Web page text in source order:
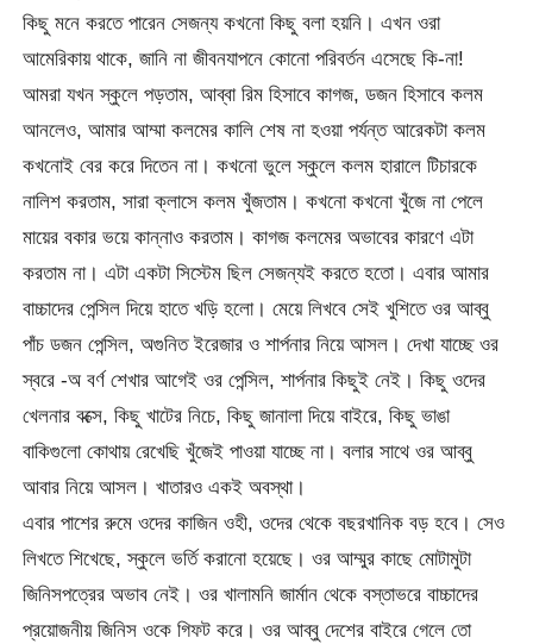
কিছু মনে করতে পারেন সেজন্য কখনো কিছু বলা হয়নি। এখন ওরা
আমেরিকায় থাকে, জানি না জীবনযাপনে কোনো পরিবর্তন এসেছে কি-না!
আমরা যখন স্কুলে পড়তাম, আব্বা রিম হিসাবে কাগজ, ডজন হিসাবে কলম
আনলেও, আমার আম্মা কলমের কালি শেষ না হওয়া পর্যন্ত আরেকটা কলম
কখনোই বের করে দিতেন না। কখনো ভুলে স্কুলে কলম হারালে টিচারকে
নালিশ করতাম, সারা ক্লাসে কলম খুঁজতাম। কখনো কখনো খুঁজে না পেলে
মায়ের বকার ভয়ে কান্নাও করতাম। কাগজ কলমের অভাবের কারণে এটা
করতাম না। এটা একটা সিস্টেম ছিল সেজন্যই করতে হতো। এবার আমার
বাচ্চাদের পেন্সিল দিয়ে হাতে খড়ি হলো। মেয়ে লিখবে সেই খুশিতে ওর আব্বু
পাঁচ ডজন পেন্সিল, অগুনিত ইরেজার ও শার্পনার নিয়ে আসল। দেখা যাচ্ছে ওর
স্বরে -অ বর্ণ শেখার আগেই ওর পেন্সিল, শার্পনার কিছুই নেই। কিছু ওদের
খেলনার বক্সে, কিছু খাটের নিচে, কিছু জানালা দিয়ে বাইরে, কিছু ভাঙা
বাকিগুলো কোথায় রেখেছি খুঁজেই পাওয়া যাচ্ছে না। বলার সাথে ওর আব্বু
আবার নিয়ে আসল। খাতারও একই অবস্থা।
এবার পাশের রুমে ওদের কাজিন ওহী, ওদের থেকে বছরখানিক বড় হবে। সেও
লিখতে শিখেছে, স্কুলে ভর্তি করানো হয়েছে। ওর আম্মুর কাছে মোটামুটা
জিনিসপত্রের অভাব নেই। ওর খালামনি জার্মান থেকে বস্তাভরে বাচ্চাদের
প্রয়োজনীয় জিনিস ওকে গিফট করে। ওর আব্বু দেশের বাইরে গেলে তো